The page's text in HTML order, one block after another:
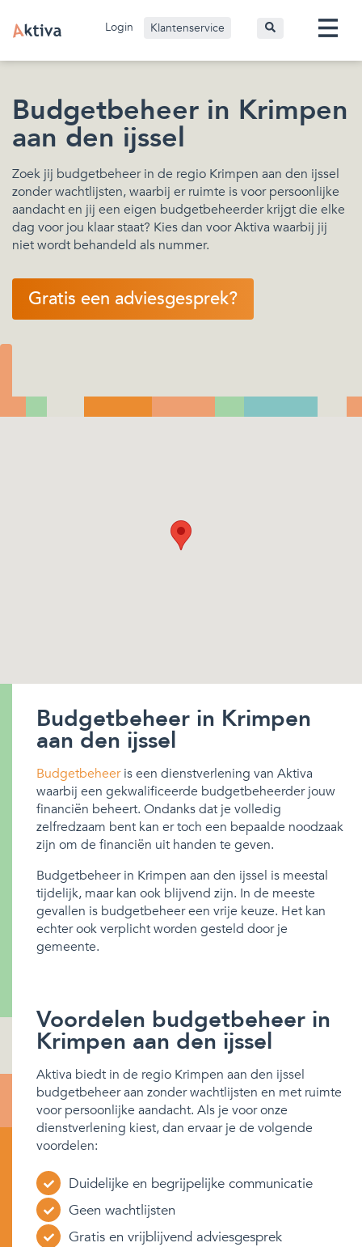
Login Klantenservice
Budgetbeheer in Krimpen
aan den ijssel
Zoek jij budgetbeheer in de regio Krimpen aan den ijssel
zonder wachtlijsten, waarbij er ruimte is voor persoonlijke
aandacht en jij een eigen budgetbeheerder krijgt die elke
dag voor jou klaar staat? Kies dan voor Aktiva waarbij jij
niet wordt behandeld als nummer.
Gratis een adviesgesprek?
Budgetbeheer in Krimpen
aan den ijssel
Budgetbeheeris een dienstverlening van Aktiva
waarbij een gekwalificeerde budgetbeheerder jouw
financiën beheert. Ondanks dat je volledig
zelfredzaam bent kan er toch een bepaalde noodzaak
zijn om de financiën uit handen te geven.
Budgetbeheer in Krimpen aan den ijssel is meestal
tijdelijk, maar kan ook blijvend zijn. In de meeste
gevallen is budgetbeheer een vrije keuze. Het kan
echter ook verplicht worden gesteld door je
gemeente.
Voordelen budgetbeheer in
Krimpen aan den ijssel
Aktiva biedt in de regio Krimpen aan den ijssel
budgetbeheer aan zonder wachtlijsten en met ruimte
voor persoonlijke aandacht. Als je voor onze
dienstverlening kiest, dan ervaar je de volgende
voordelen:
Duidelijke en begrijpelijke communicatie
Geen wachtlijsten
Gratis en vrijblijvend adviesgesprek